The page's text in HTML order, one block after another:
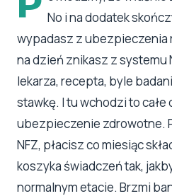
No i na dodatek
wypadasz z ubezpieczenia
na dzień znikasz z systemu
lekarza, recepta, byle
stawkę. I tu wchodzi to
ubezpieczenie zdrowotne.
NFZ, płacisz co miesiąc
koszyka świadczeń tak,
normalnym etacie. Brzmi